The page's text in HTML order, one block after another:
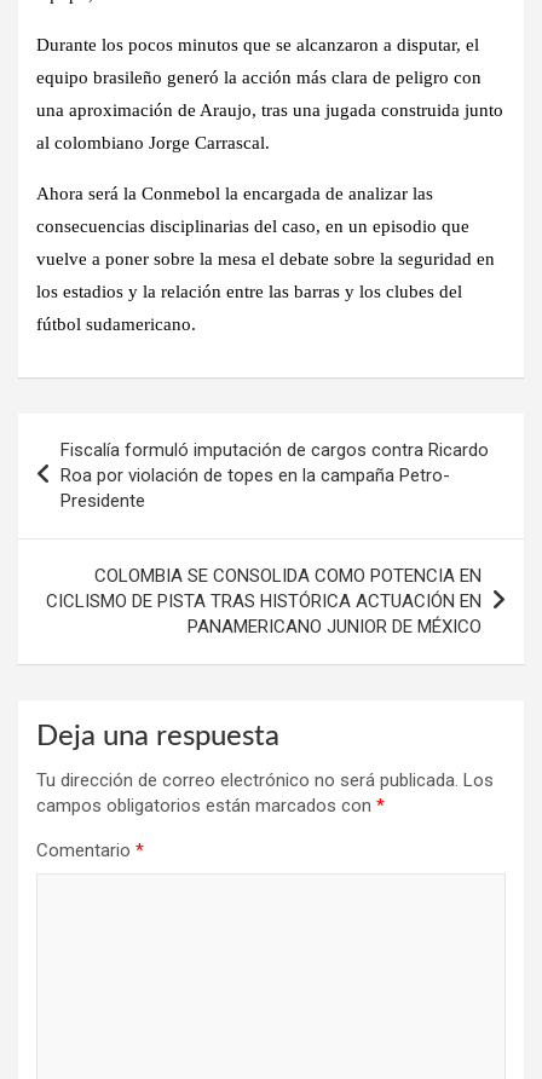
Durante los pocos minutos que se alcanzaron a disputar, el
equipo brasileño generó la acción más clara de peligro con
una aproximación de Araujo, tras una jugada construida junto
al colombiano Jorge Carrascal.
Ahora será la Conmebol la encargada de analizar las
consecuencias disciplinarias del caso, en un episodio que
vuelve a poner sobre la mesa el debate sobre la seguridad en
los estadios y la relación entre las barras y los clubes del
fútbol sudamericano.
de
entradas
Fiscalía formuló imputación de cargos contra Ricardo
Roa por violación de topes en la campaña Petro-
Presidente
COLOMBIA SE CONSOLIDA COMO POTENCIA EN
CICLISMO DE PISTA TRAS HISTÓRICA ACTUACIÓN EN
PANAMERICANO JUNIOR DE MÉXICO
Deja una respuesta
Tu dirección de correo electrónico no será publicada. Los
campos obligatorios están marcados con *
Comentario *